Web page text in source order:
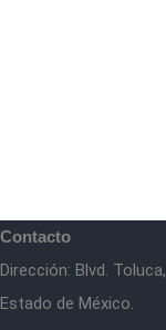
Contacto
Dirección: Blvd.
Estado de México.